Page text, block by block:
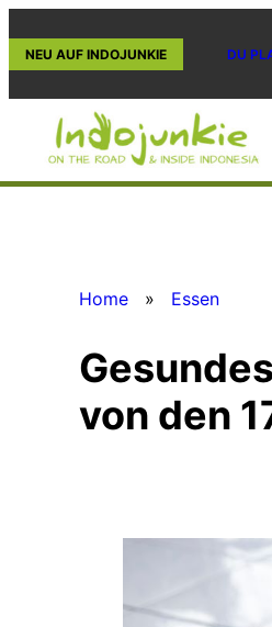
Inhalt
NEU AUF INDOJUNKIE DU
Home » Essen
von den